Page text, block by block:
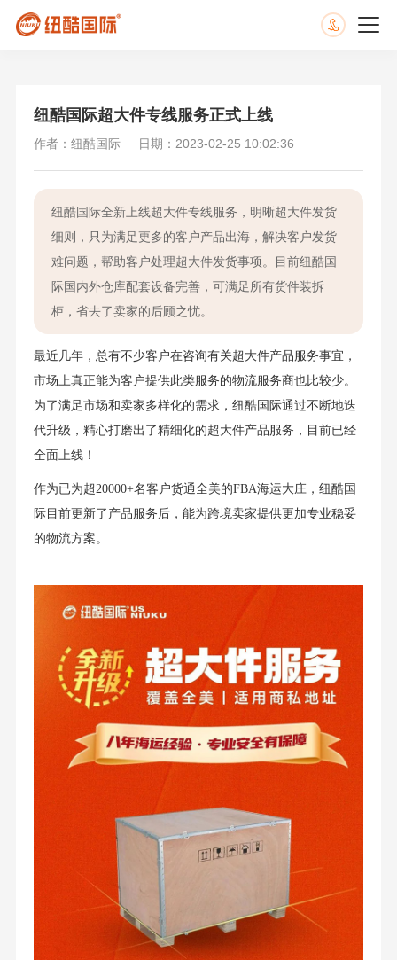
纽酷国际超大件专线服务正式上线
作者：纽酷国际 日期：2023-02-25 10:02:36
纽酷国际全新上线超大件专线服务，明晰超大件发货
细则，只为满足更多的客户产品出海，解决客户发货
难问题，帮助客户处理超大件发货事项。目前纽酷国
际国内外仓库配套设备完善，可满足所有货件装拆
柜，省去了卖家的后顾之忧。
最近几年，总有不少客户在咨询有关超大件产品服务事宜，
市场上真正能为客户提供此类服务的物流服务商也比较少。
为了满足市场和卖家多样化的需求，纽酷国际通过不断地迭
代升级，精心打磨出了精细化的超大件产品服务，目前已经
全面上线！
作为已为超20000+名客户货通全美的FBA海运大庄，纽酷国
际目前更新了产品服务后，能为跨境卖家提供更加专业稳妥
的物流方案。